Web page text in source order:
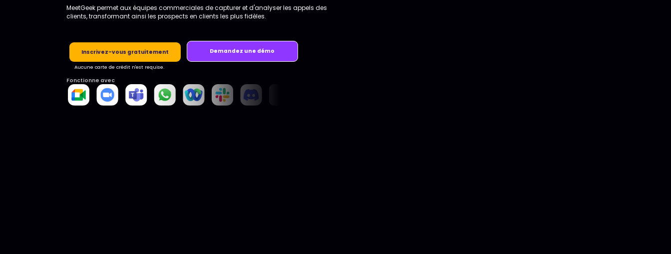
MeetGeek permet aux équipes commerciales de capturer et d'analyser les appels des
clients, transformant ainsi les prospects en clients les plus fidèles.
Inscrivez-vous gratuitement
Aucune carte de crédit n'est requise.
Demandez une démo
Fonctionne avec